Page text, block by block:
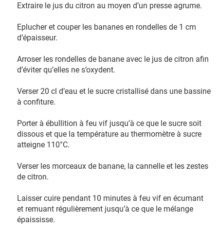
Extraire le jus du citron au moyen d’un presse agrume.
Eplucher et couper les bananes en rondelles de 1 cm
d’épaisseur.
Arroser les rondelles de banane avec le jus de citron afin
d’éviter qu’elles ne s’oxydent.
Verser 20 cl d’eau et le sucre cristallisé dans une bassine
à confiture.
Porter à ébullition à feu vif jusqu’à ce que le sucre soit
dissous et que la température au thermomètre à sucre
atteigne 110°C.
Verser les morceaux de banane, la cannelle et les zestes
de citron.
Laisser cuire pendant 10 minutes à feu vif en écumant
et remuant régulièrement jusqu’à ce que le mélange
épaississe.